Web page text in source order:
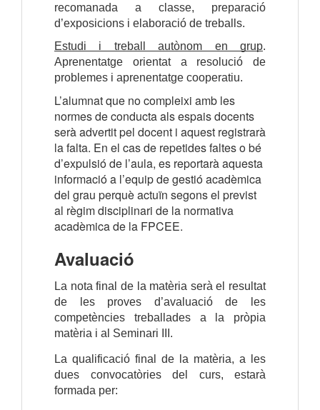
recomanada a classe, preparació
d’exposicions i elaboració de treballs.
Estudi i treball autònom en grup.
Aprenentatge orientat a resolució de
problemes i aprenentatge cooperatiu.
L’alumnat que no compleixi amb les
normes de conducta als espais docents
serà advertit pel docent i aquest registrarà
la falta. En el cas de repetides faltes o bé
d’expulsió de l’aula, es reportarà aquesta
informació a l’equip de gestió acadèmica
del grau perquè actuïn segons el previst
al règim disciplinari de la normativa
acadèmica de la FPCEE.
Avaluació
La nota final de la matèria serà el resultat
de les proves d’avaluació de les
competències treballades a la pròpia
matèria i al Seminari III.
La qualificació final de la matèria, a les
dues convocatòries del curs, estarà
formada per: